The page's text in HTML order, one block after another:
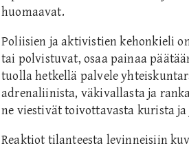
huomaavat.
Poliisien ja aktivistien kehonkieli
tai polvistuvat, osaa painaa
tuolla hetkellä palvele
adrenaliinista, väkivallasta ja
ne viestivät toivottavasta kurista ja
Reaktiot tilanteesta levinneisiin